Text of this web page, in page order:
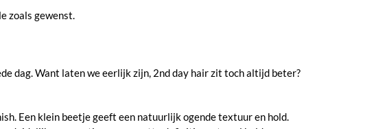
zoals gewenst.
dag. Want laten we eerlijk zijn, 2nd day hair zit toch altijd beter?
Een klein beetje geeft een natuurlijk ogende textuur en hold.